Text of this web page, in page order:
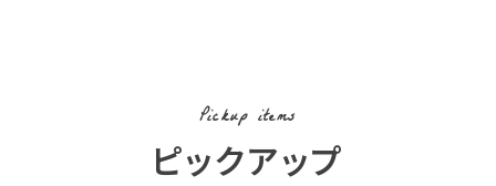
Pickup items
ピックアップ